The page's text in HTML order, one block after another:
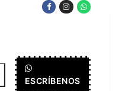
ESCRÍBENOS